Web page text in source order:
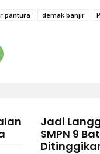
pantura demak banjir
Jadi
SMPN 9